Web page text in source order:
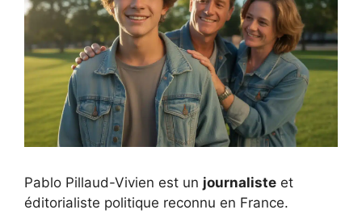
Pablo Pillaud-Vivien est un journaliste et
éditorialiste politique reconnu en France.